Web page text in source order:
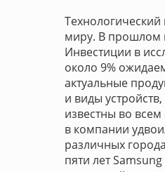
миру. В прошлом
Инвестиции в
около 9%
актуальные
и виды
известны во
в компании
различных
пяти лет